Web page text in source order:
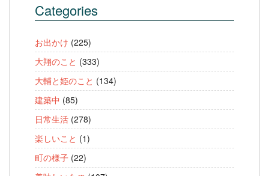
Categories
お出かけ (225)
大翔のこと (333)
大輔と姫のこと (134)
建築中 (85)
日常生活 (278)
楽しいこと (1)
町の様子 (22)